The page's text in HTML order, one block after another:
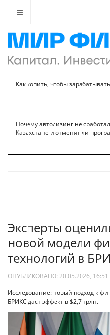
Как копить, чтобы
Почему автолизинг не
Казахстане и отменят ли
Эксперты
новой модели
технологий в
ОПУБЛИКОВАНО: 20.05.2026, 16:51
Исследование: новый подход к
БРИКС даст эффект в $2,7 трлн.